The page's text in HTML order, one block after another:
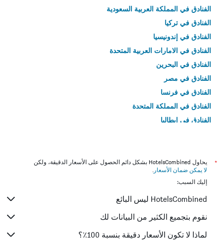
الفنادق في المملكة العربية السعودية
الفنادق في تركيا
الفنادق في إندونيسيا
الفنادق في الامارات العربية المتحدة
الفنادق في البحرين
الفنادق في مصر
الفنادق في فرنسا
الفنادق في المملكة المتحدة
الفنادق في إيطاليا
*
يحاول HotelsCombined بشكل دائم الحصول على الأسعار الدقيقة، ولكن
لا يمكن ضمان الأسعار .
إليك السبب:
HotelsCombined ليس البائع
نقوم بتجميع الكثير من البيانات لك
لماذا لا تكون الأسعار دقيقة بنسبة 100٪؟